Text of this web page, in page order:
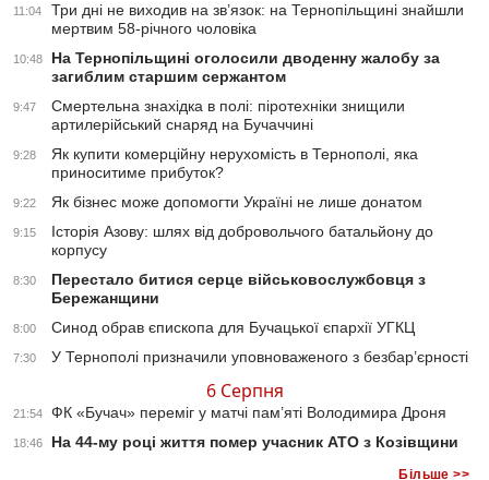
11:04
Три дні не виходив на зв’язок: на Тернопільщині знайшли
мертвим 58-річного чоловіка
10:48
На Тернопільщині оголосили дводенну жалобу за
загиблим старшим сержантом
9:47
Смертельна знахідка в полі: піротехніки знищили
артилерійський снаряд на Бучаччині
9:28
Як купити комерційну нерухомість в Тернополі, яка
приноситиме прибуток?
9:22 Як бізнес може допомогти Україні не лише донатом
9:15
Історія Азову: шлях від добровольчого батальйону до
корпусу
8:30
Перестало битися серце військовослужбовця з
Бережанщини
8:00 Синод обрав єпископа для Бучацької єпархії УГКЦ
7:30 У Тернополі призначили уповноваженого з безбар’єрності
6 Серпня
21:54 ФК «Бучач» переміг у матчі пам’яті Володимира Дроня
18:46 На 44-му році життя помер учасник АТО з Козівщини
Більше >>